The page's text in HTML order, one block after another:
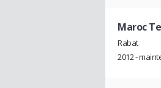
Maroc
Rabat
2012 -